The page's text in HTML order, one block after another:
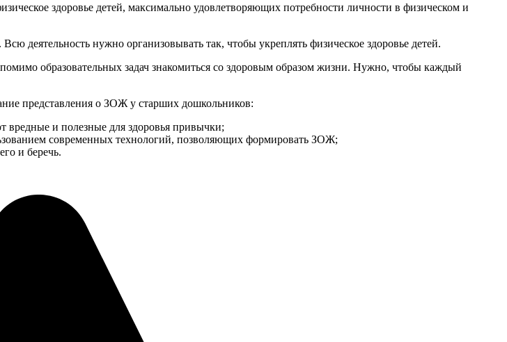
здоровье детей, максимально удовлетворяющих потребности личности в физическом и
деятельность нужно организовывать так, чтобы укреплять физическое здоровье детей.
образовательных задач знакомиться со здоровым образом жизни. Нужно, чтобы каждый
представления о ЗОЖ у старших дошкольников:
вредные и полезные для здоровья привычки;
современных технологий, позволяющих формировать ЗОЖ;
и беречь.